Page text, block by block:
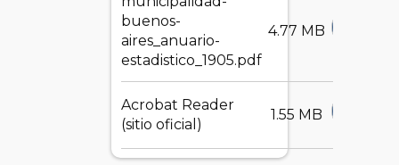
buenos-
aires_anuario-
estadistico_1905.pdf
4.77 MB
Acrobat Reader
(sitio oficial)
1.55 MB